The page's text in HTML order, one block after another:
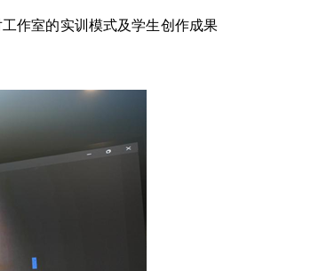
作室的实训模式及学生创作成果